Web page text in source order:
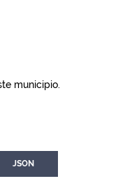
municipio.
JSON